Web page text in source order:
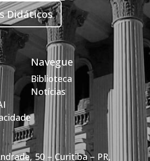
Didáticos
Navegue
Biblioteca
Notícias
50 – Curitiba – PR,